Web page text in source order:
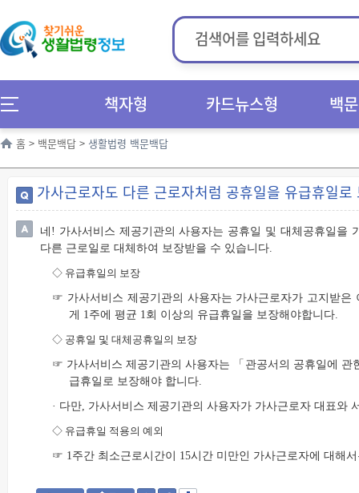
책자형 카드뉴스형 백
홈 > 백문백답 > 생활법령 백문백답
가사근로자도 다른 근로자처럼 공휴일을 유급휴일
네! 가사서비스 제공기관의 사용자는 공휴일 및 대체공휴일을
다른 근로일로 대체하여 보장받을 수 있습니다.
◇ 유급휴일의 보장
☞ 가사서비스 제공기관의 사용자는 가사근로자가 고지받은
게 1주에 평균 1회 이상의 유급휴일을 보장해야합니다.
◇ 공휴일 및 대체공휴일의 보장
☞ 가사서비스 제공기관의 사용자는 「관공서의 공휴일에 관
급휴일로 보장해야 합니다.
· 다만, 가사서비스 제공기관의 사용자가 가사근로자 대표와
◇ 유급휴일 적용의 예외
☞ 1주간 최소근로시간이 15시간 미만인 가사근로자에 대해